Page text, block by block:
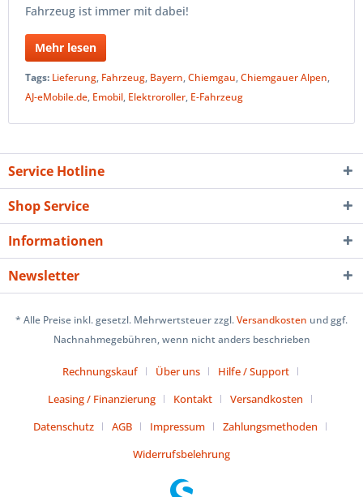
Fahrzeug ist immer mit dabei!
Mehr lesen
Tags: Lieferung, Fahrzeug, Bayern,Chiemgau,Chiemgauer Alpen,
AJ-eMobile.de, Emobil, Elektroroller, E-Fahrzeug
Service Hotline
Shop Service
Informationen
Newsletter
* Alle Preise inkl. gesetzl. Mehrwertsteuer zzgl.Versandkosten und ggf.
Nachnahmegebühren, wenn nicht anders beschrieben
Rechnungskauf Über uns
Hilfe / Support
Leasing / Finanzierung
Kontakt
Versandkosten
Datenschutz
AGB Impressum
Zahlungsmethoden
Widerrufsbelehrung